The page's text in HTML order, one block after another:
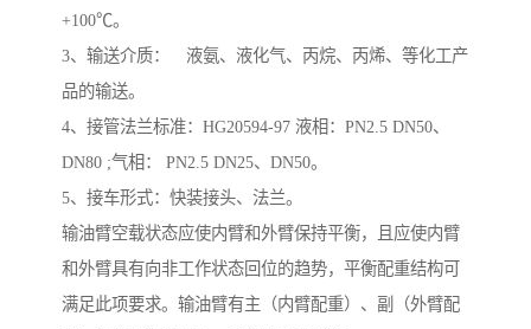
+100℃。
3、输送介质： 液氨、液化气、丙烷、丙烯、等化工产
品的输送。
4、接管法兰标准：HG20594-97 液相：PN2.5 DN50、
DN80 ;气相： PN2.5 DN25、DN50。
5、接车形式：快装接头、法兰。
输油臂空载状态应使内臂和外臂保持平衡，且应使内臂
和外臂具有向非工作状态回位的趋势，平衡配重结构可
满足此项要求。输油臂有主（内臂配重）、副（外臂配